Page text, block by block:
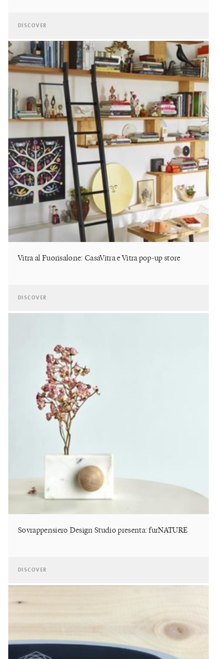
DISCOVER
Vitra al Fuorisalone: CasaVitra e Vitra pop-up store
DISCOVER
Sovrappensiero Design Studio presenta: furNATURE
DISCOVER